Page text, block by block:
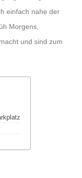
einfach nahe der
Morgens,
und sind zum